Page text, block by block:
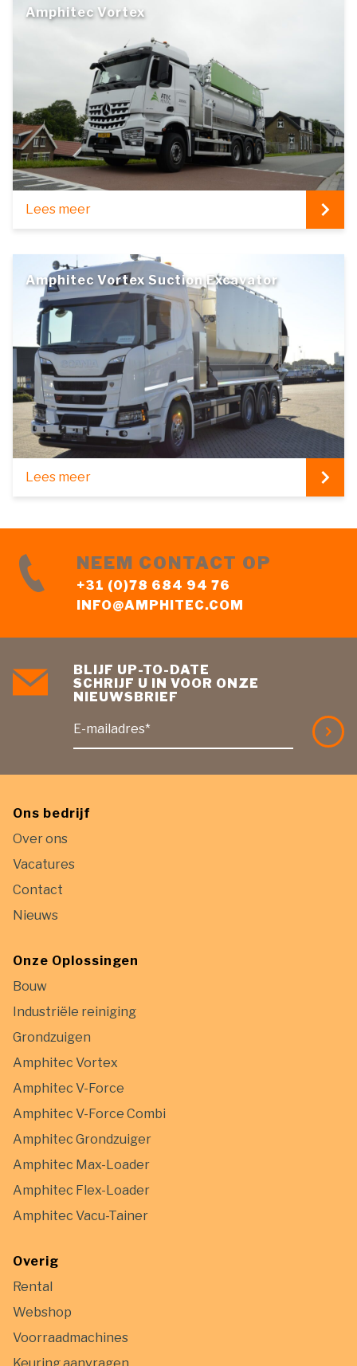
Amphitec Vortex
Lees meer
Amphitec Vortex Suction Excavator
Lees meer
NEEM CONTACT OP
+31 (0)78 684 94 76
INFO@AMPHITEC.COM
BLIJF UP-TO-DATE
SCHRIJF U IN VOOR ONZE
NIEUWSBRIEF
E-mailadres*
Ons bedrijf
Over ons
Vacatures
Contact
Nieuws
Onze Oplossingen
Bouw
Industriële reiniging
Grondzuigen
Amphitec Vortex
Amphitec V-Force
Amphitec V-Force Combi
Amphitec Grondzuiger
Amphitec Max-Loader
Amphitec Flex-Loader
Amphitec Vacu-Tainer
Overig
Rental
Webshop
Voorraadmachines